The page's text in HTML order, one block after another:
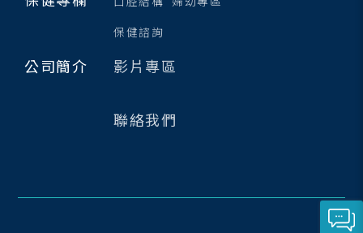
保健諮詢
公司簡介 影片專區
聯絡我們